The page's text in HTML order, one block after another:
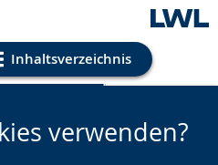
Inhaltsverzeichnis
verwenden?